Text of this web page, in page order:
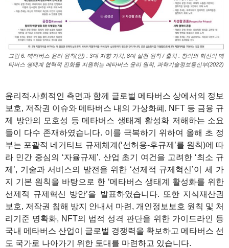
그림 6. 메타버스 윤리 원칙(안) : 3대 지향 가치, 8대 실천 원칙 / 출처 : 창의와 혁신의 메
타버스 생태계 협력적 진화를 지원하는 메타버스 윤리 원칙, 과학기술정보통신부(2022)
윤리적‧사회적인 측면과 함께 글로벌 메타버스 상에서의 정보
보호, 저작권 이슈와 메타버스 내의 가상화폐, NFT 등 금융 규
제 방안의 모호성 등 메타버스 생태계 활성화 저해하는 소요
들이 다수 존재하였습니다. 이를 극복하기 위하여 올해 초 정
부는 포괄적 네거티브 규제체계(‘선허용-후규제’를 원칙)에 따
라 민간 중심의 ‘자율규제’, 산업 초기 여건을 고려한 ‘최소 규
제’, 기술과 서비스의 발전을 위한 ‘선제적 규제혁신’이 세 가
지 기본 원칙을 바탕으로 한 ‘메타버스 생태계 활성화를 위한
선제적 규제혁신 방안’을 발표하였습니다. 또한 지식재산권
보호, 저작권 침해 방지 안내서 마련, 개인정보보호 원칙 및 처
리기준 명확화, NFT의 법적 성격 판단을 위한 가이드라인 등
국내 메타버스 산업이 글로벌 경쟁력을 확보하고 메타버스 선
도 국가로 나아가기 위한 토대를 마련하고 있습니다.